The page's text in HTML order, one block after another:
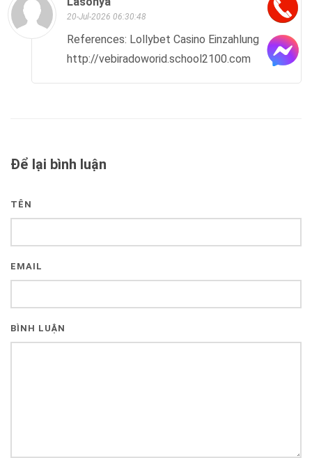
20-Jul-2026 06:30:48
References: Lollybet Casino Einzahlung
http://vebiradoworid.school2100.com
Để lại bình luận
TÊN
EMAIL
BÌNH LUẬN